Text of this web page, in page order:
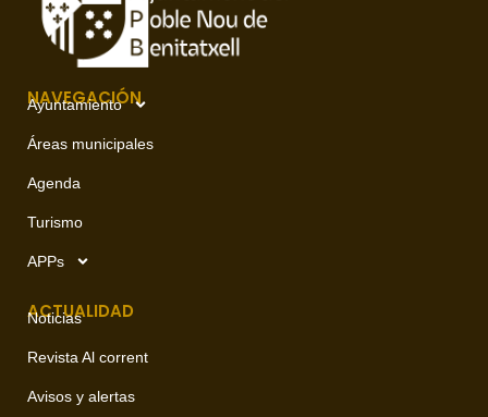
NAVEGACIÓN
Ayuntamiento
Áreas municipales
Agenda
Turismo
APPs
ACTUALIDAD
Noticias
Revista Al corrent
Avisos y alertas